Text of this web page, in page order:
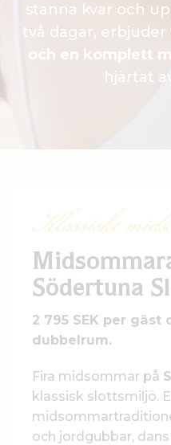
stanna kvar och
två dagar, erbjuder
och en komplett
hjärtat
Klassiskt
Södertuna
2 795 SEK per
dubbelrum.
Fira midsommar på
klassisk slottsmiljö.
och jordgubbar,